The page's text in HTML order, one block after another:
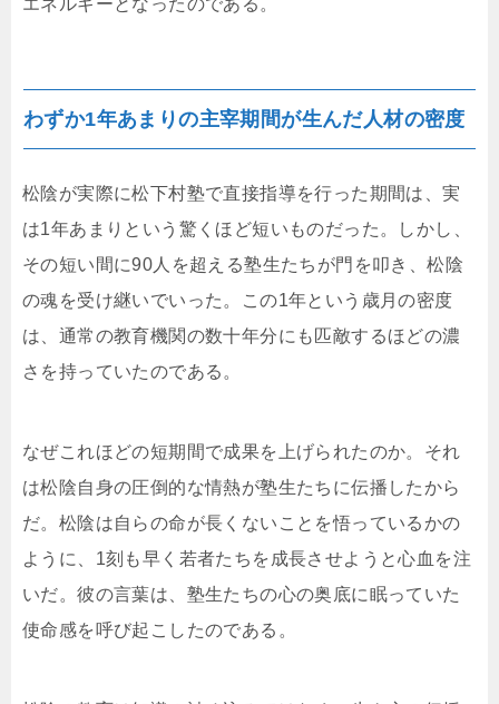
わずか1年あまりの主宰期間が生んだ人材の密度
松陰が実際に松下村塾で直接指導を行った期間は、実
は1年あまりという驚くほど短いものだった。しかし、
その短い間に90人を超える塾生たちが門を叩き、松陰
の魂を受け継いでいった。この1年という歳月の密度
は、通常の教育機関の数十年分にも匹敵するほどの濃
さを持っていたのである。
なぜこれほどの短期間で成果を上げられたのか。それ
は松陰自身の圧倒的な情熱が塾生たちに伝播したから
だ。松陰は自らの命が長くないことを悟っているかの
ように、1刻も早く若者たちを成長させようと心血を注
いだ。彼の言葉は、塾生たちの心の奥底に眠っていた
使命感を呼び起こしたのである。